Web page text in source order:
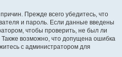
Прежде всего убедитесь, что
и пароль. Если данные введены
чтобы проверить, не был ли
возможно, что допущена ошибка
с администратором для